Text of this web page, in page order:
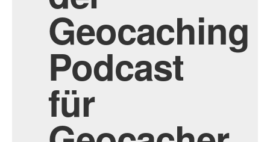
Geocaching
Podcast
für